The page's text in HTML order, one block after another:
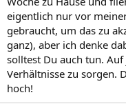
eigentlich nur vor
gebraucht, um das zu
ganz), aber ich denke
solltest Du auch tun.
Verhältnisse zu sorgen.
hoch!